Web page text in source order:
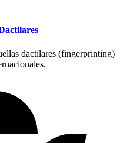
dactilares (fingerprinting)